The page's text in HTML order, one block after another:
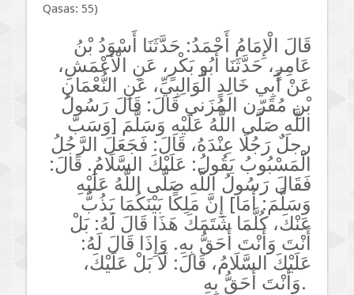
Qasas: 55)
قَالَ الْإِمَامُ أَحْمَدُ: حَدَّثَنَا أَسْوَدُ بْنُ
عَامِرٍ، حَدَّثَنَا أَبُو بَكْرٍ، عَنِ الْأَعْمَشِ،
عَنْ أَبِي خَالِدٍ الْوَالِبِيِّ، عَنِ النُّعْمَانِ
بْنِ مُقَرّن المُزَني قَالَ: قَالَ رَسُولُ
اللَّهِ صَلَّى اللَّهُ عَلَيْهِ وَسَلَّمَ [وَسَبَّ
رجلٌ رَجُلًا عِنْدَهُ، قَالَ: فَجَعَلَ الرَّجُلُ
الْمَسْبُوبُ يَقُولُ: عَلَيْكَ السَّلَامُ. قَالَ:
فَقَالَ رَسُولُ اللَّهِ صَلَّى اللَّهُ عَلَيْهِ
وَسَلَّمَ: أَمَا] إِنَّ مَلِكًا بَيْنَكُمَا يَذُبُّ
عَنْكَ، كُلَّمَا شَتَمَكَ هَذَا قَالَ لَهُ: بَلْ
أَنْتَ وَأَنْتَ أَحَقُّ بِهِ. وَإِذَا قَالَ لَهُ:
عَلَيْكَ السَّلَامُ، قَالَ: لَا بَلْ عَلَيْكَ،
وَأَنْتَ أَحَقُّ بِهِ.